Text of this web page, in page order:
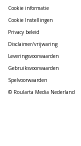
Cookie informatie
Cookie Instellingen
Privacy beleid
Disclaimer/vrijwaring
Leveringsvoorwaarden
Gebruiksvoorwaarden
Spelvoorwaarden
© Roularta Media Nederland